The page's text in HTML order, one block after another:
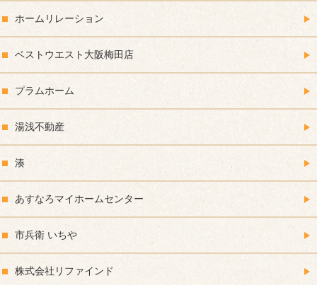
ホームリレーション
ベストウエスト大阪梅田店
プラムホーム
湯浅不動産
湊
あすなろマイホームセンター
市兵衛 いちや
株式会社リファインド